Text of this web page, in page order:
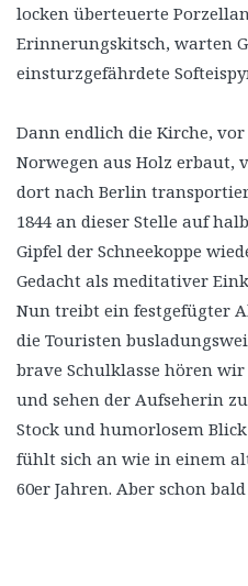
locken überteuerte
Erinnerungskitsch, warten
einsturzgefährdete
Dann endlich die Kirche,
Norwegen aus Holz erbaut,
dort nach Berlin
1844 an dieser Stelle auf
Gipfel der Schneekoppe
Gedacht als meditativer
Nun treibt ein festgefügter
die Touristen
brave Schulklasse hören
und sehen der Aufseherin
Stock und humorlosem
fühlt sich an wie in einem
60er Jahren. Aber schon